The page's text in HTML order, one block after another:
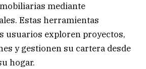
mediante
Estas herramientas
usuarios exploren proyectos,
y gestionen su cartera desde
hogar.